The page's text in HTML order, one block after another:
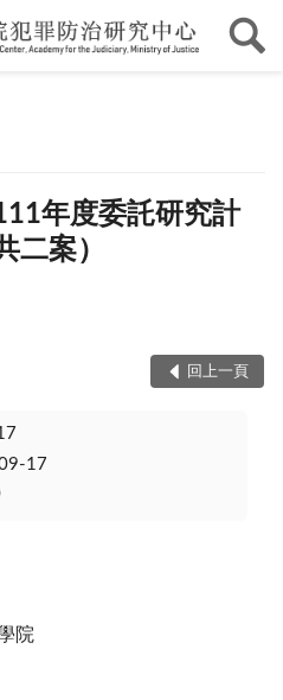
年度委託研究計
二案）
回上一頁
17
院